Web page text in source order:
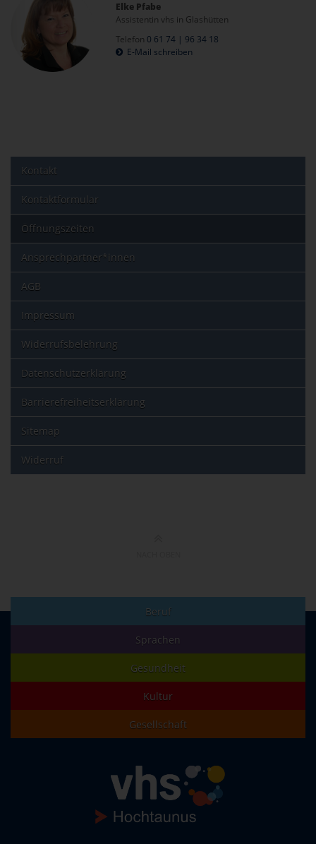
Elke Pfabe
Assistentin vhs in Glashütten
Telefon 0 61 74 | 96 34 18
E-Mail schreiben
Kontakt
Kontaktformular
Öffnungszeiten
Ansprechpartner*innen
AGB
Impressum
Widerrufsbelehrung
Datenschutzerklärung
Barrierefreiheitserklärung
Sitemap
Widerruf
Beruf
Sprachen
Gesundheit
Kultur
Gesellschaft